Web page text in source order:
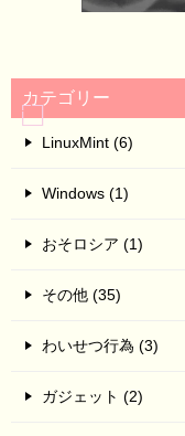
カテゴリー
LinuxMint (6)
Windows (1)
おそロシア (1)
その他 (35)
わいせつ行為 (3)
ガジェット (2)